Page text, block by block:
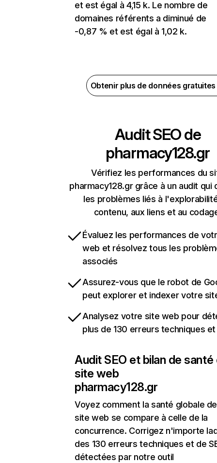
et est égal à 4,15 k. Le nombre de
domaines référents a diminué de
-0,87 % et est égal à 1,02 k.
Obtenir plus de données
Audit SEO de
pharmacy128.gr
Vérifiez les performances du
pharmacy128.gr grâce à un audit qui
les problèmes liés à
contenu, aux liens et au
Évaluez les performances de
web et résolvez tous les
associés
Assurez-vous que le robot de
peut explorer et indexer votre
Analysez votre site web pour
plus de 130 erreurs techniques et
Audit SEO et bilan de santé
site web
pharmacy128.gr
Voyez comment la santé globale
site web se compare à celle de la
concurrence. Corrigez n'importe
des 130 erreurs techniques et de
détectées par notre outil